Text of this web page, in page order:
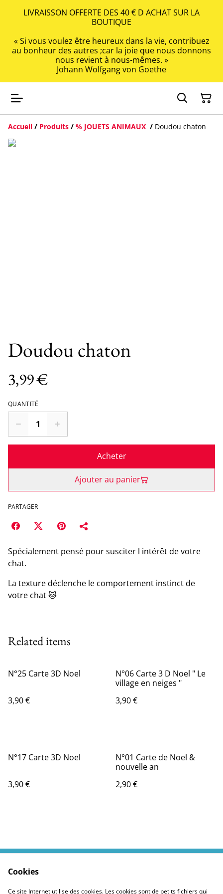
LIVRAISSON OFFERTE DES 40 € D ACHAT SUR LA
BOUTIQUE
« Si vous voulez être heureux dans la vie, contribuez
au bonheur des autres ;car la joie que nous donnons
nous revient à nous-mêmes. »
Johann Wolfgang von Goethe
Accueil / Produits / % JOUETS ANIMAUX / Doudou chaton
Doudou chaton
3,99 €
QUANTITÉ
Acheter
Ajouter au panier
PARTAGER
Spécialement pensé pour susciter l intérêt de votre
chat.
La texture déclenche le comportement instinct de
votre chat 🐱
Related items
N°25 Carte 3D Noel
3,90 €
N°06 Carte 3 D Noel " Le
village en neiges "
3,90 €
N°17 Carte 3D Noel
3,90 €
N°01 Carte de Noel &
nouvelle an
2,90 €
Politiques Site
Confidentialité des
Cookies
Ce site Internet utilise des cookies. Les cookies sont de petits fichiers qui